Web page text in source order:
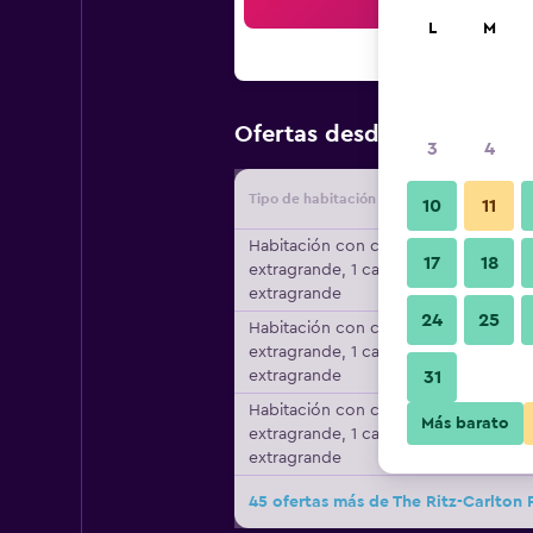
Ofertas desde Oferta
Tipo de habitación
Habitación con cama
extragrande, 1 cama
extragrande
Habitación con cama
extragrande, 1 cama
extragrande
Habitación con cama
extragrande, 1 cama
extragrande
45 ofertas más de The Ritz-Carlton
L M
3 4
10 11
17 18
24 25
31
Más barato